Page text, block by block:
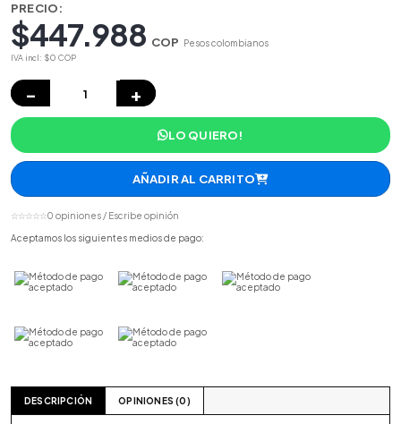
PRECIO:
$447.988 COP Pesos colombianos
IVA incl: $0 COP
− +
LO QUIERO!
AÑADIR AL CARRITO
☆☆☆☆☆0 opiniones / Escribe opinión
Aceptamos los siguientes medios de pago:
DESCRIPCIÓN OPINIONES (0)